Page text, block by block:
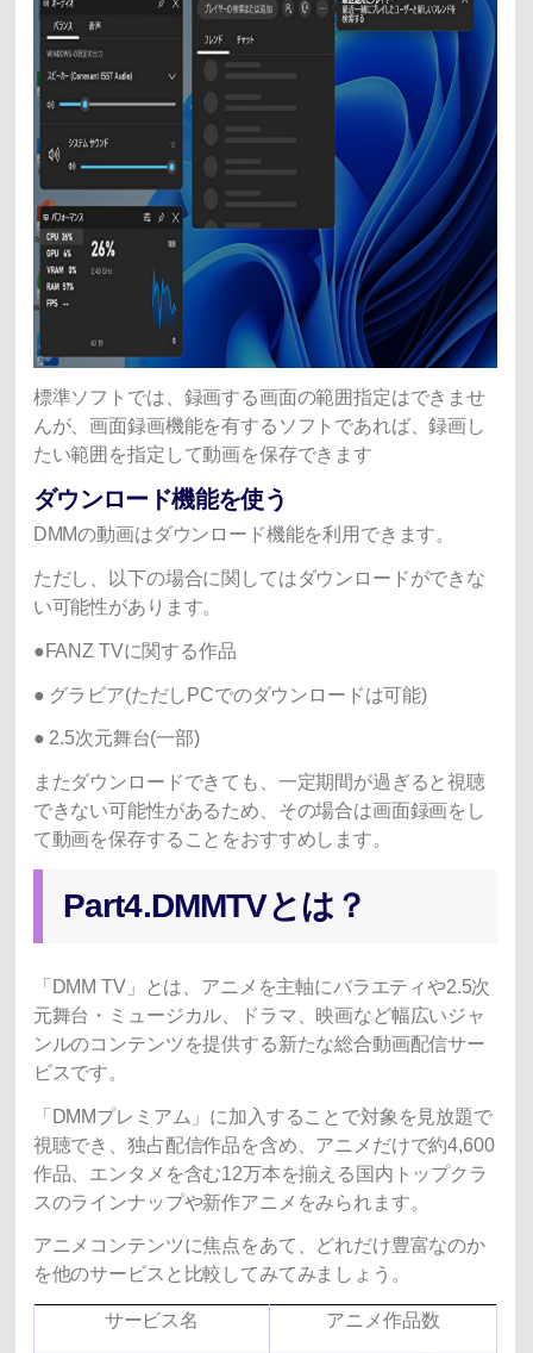
標準ソフトでは、録画する画面の範囲指定はできませ
んが、画面録画機能を有するソフトであれば、録画し
たい範囲を指定して動画を保存できます
ダウンロード機能を使う
DMMの動画はダウンロード機能を利用できます。
ただし、以下の場合に関してはダウンロードができな
い可能性があります。
●FANZ TVに関する作品
● グラビア(ただしPCでのダウンロードは可能)
● 2.5次元舞台(一部)
またダウンロードできても、一定期間が過ぎると視聴
できない可能性があるため、その場合は画面録画をし
て動画を保存することをおすすめします。
Part4.DMMTVとは？
「DMM TV」とは、アニメを主軸にバラエティや2.5次
元舞台・ミュージカル、ドラマ、映画など幅広いジャ
ンルのコンテンツを提供する新たな総合動画配信サー
ビスです。
「DMMプレミアム」に加入することで対象を見放題で
視聴でき、独占配信作品を含め、アニメだけで約4,600
作品、エンタメを含む12万本を揃える国内トップクラ
スのラインナップや新作アニメをみられます。
アニメコンテンツに焦点をあて、どれだけ豊富なのか
を他のサービスと比較してみてみましょう。
サービス名 アニメ作品数